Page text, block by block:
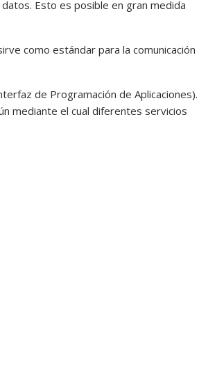
Esto es posible en gran medida
como estándar para la comunicación
de Programación de Aplicaciones).
mediante el cual diferentes servicios